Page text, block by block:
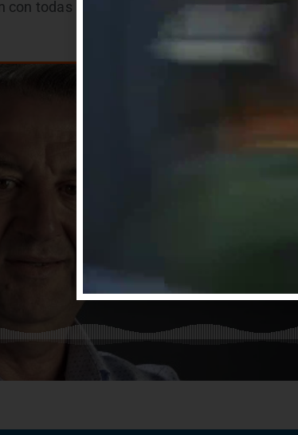
todas las partes involucradas.